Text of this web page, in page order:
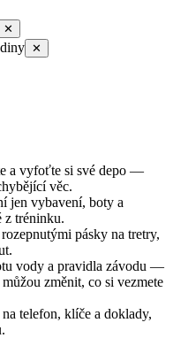
✕
✕
a vyfoťte si své depo —
věc.
jen vybavení, boty a
z tréninku.
pásky na tretry,
vody a pravidla závodu —
změnit, co si vezmete
telefon, klíče a doklady,